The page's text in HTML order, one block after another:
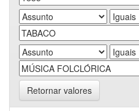
Retornar valores